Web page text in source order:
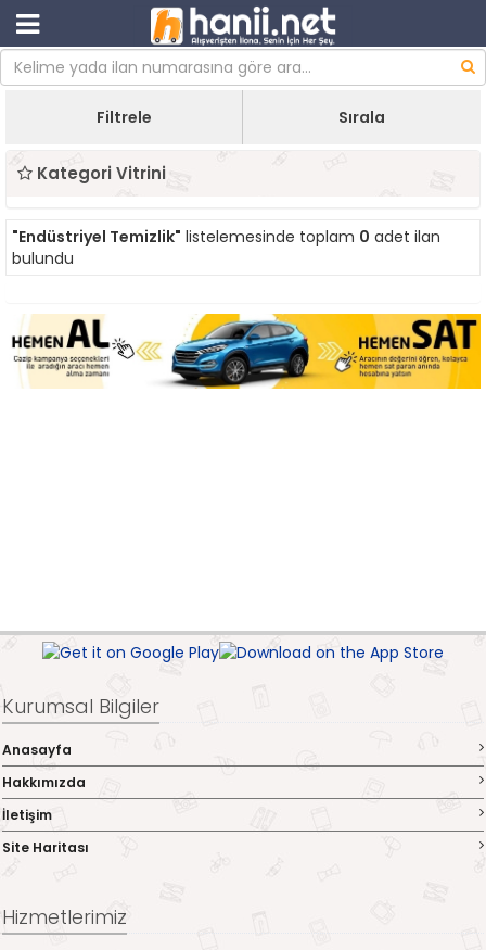
Filtrele Sırala
Kategori Vitrini
"Endüstriyel Temizlik" listelemesinde toplam 0 adet ilan
bulundu
Kurumsal Bilgiler
Anasayfa
Hakkımızda
İletişim
Site Haritası
Hizmetlerimiz